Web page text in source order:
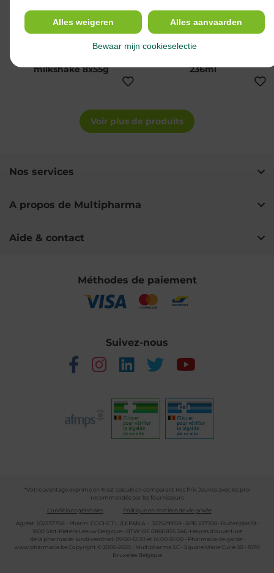
30,20 €
Modifast intensive
milkshake 8x55g
4,55 €
Modifast intensive
236ml
Voir plus de produits
Nos services
A propos de Multipharma
Aide & contact
Méthodes de paiement
Suivez-nous
*Votre avantage exprimé en % est calculé en comparant nos Prix Jaunes avec les prix
recommandés par les fournisseurs
Conditions générales
Politique en matière de vie privée
Agréat. 1/2/237708 - Pharm. COCHET L./LEPAN A. - 3225299159 - APB 237708- Buitenplas 19 -
1600 Sint-Pieters-Leeuw Belgique - BTW: BE 0866.855.346 -Heures d'ouverture
de la pharmacie: lundi-vendredi 09:00-12:30 et 14:00-18:00 - Pharmacie de garde :
www.pharmacie.beCopyright © 2006-2025 | Multipharma SC - Square Marie Curie 30 - 1070
Bruxelles Belgique
Alles weigeren Alles aanvaarden
Bewaar mijn cookieselectie